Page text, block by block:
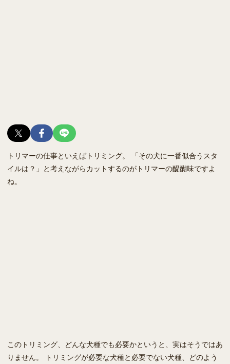
トリマーの仕事といえばトリミング。 「その犬に一番似合うスタ
イルは？」と考えながらカットするのがトリマーの醍醐味ですよ
ね。
このトリミング、どんな犬種でも必要かというと、実はそうではあ
りません。 トリミングが必要な犬種と必要でない犬種、どのよう